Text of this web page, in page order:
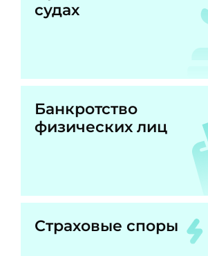
судах
Банкротство
физических лиц
Страховые споры